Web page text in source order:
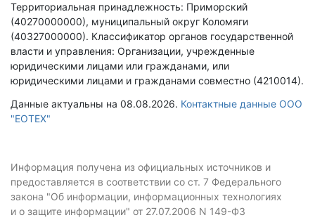
Территориальная принадлежность: Приморский
(40270000000), муниципальный округ Коломяги
(40327000000). Классификатор органов государственной
власти и управления: Организации, учрежденные
юридическими лицами или гражданами, или
юридическими лицами и гражданами совместно (4210014).
Данные актуальны на 08.08.2026. Контактные данные ООО
"ЕОТЕХ"
Информация получена из официальных источников и
предоставляется в соответствии со ст. 7 Федерального
закона "Об информации, информационных технологиях
и о защите информации" от 27.07.2006 N 149-ФЗ